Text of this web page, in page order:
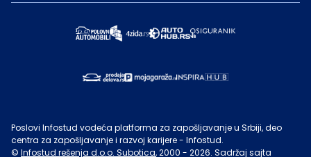
Poslovi Infostud vodeća platforma za zapošljavanje u Srbiji, deo
centra za zapošljavanje i razvoj karijere - Infostud.
© Infostud rešenja d.o.o. Subotica, 2000 - 2026. Sadržaj sajta